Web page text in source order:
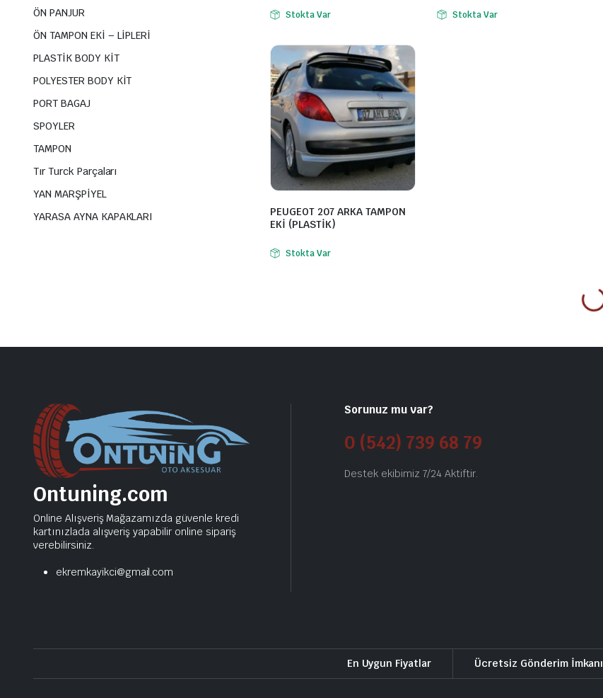
Stokta Var Stokta Var
PEUGEOT 207 ARKA TAMPON
EKİ (PLASTİK)
Stokta Var
ÖN PANJUR
ÖN TAMPON EKİ – LİPLERİ
PLASTİK BODY KİT
POLYESTER BODY KİT
PORT BAGAJ
SPOYLER
TAMPON
Tır Turck Parçaları
YAN MARŞPİYEL
YARASA AYNA KAPAKLARI
Ontuning.com
Online Alışveriş Mağazamızda güvenle kredi
kartınızlada alışveriş yapabilir online sipariş
verebilirsiniz.
ekremkayikci@gmail.com
Sorunuz mu var?
0 (542) 739 68 79
Destek ekibimiz 7/24 Aktiftir.
En Uygun Fiyatlar Ücretsiz Gönderim İmkanı